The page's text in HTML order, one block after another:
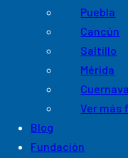
Puebla
Cancún
Saltillo
Mérida
Ver más
Blog
Fundación